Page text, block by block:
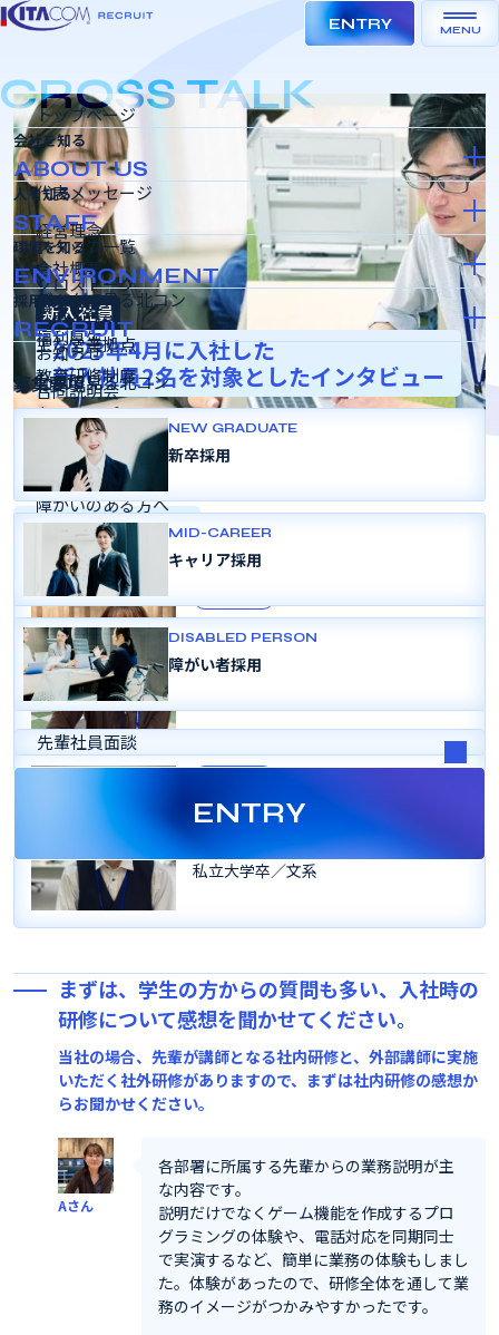
ENTRY MENU
トップページ
会社を知る
ABOUT US
代表メッセージ
経営理念
会社概要
事業概要
主な営業拠点
動画で見る北コン
人を知る
STAFF
スタッフ一覧
クロストーク
社員の日常
環境を知る
ENVIRONMENT
データで見る北コン
福利厚生
教育研修制度
キャリアパス
SDGSの取り組み
女性活躍推進
変革のあゆみ
採用情報
RECRUIT
お知らせ
合同説明会
インターンシップ＆キャリア
採用選考会
障がいのある方へ
よくある質問
採用パンフレット
募集要項
NEW GRADUATE
新卒採用
MID-CAREER
キャリア採用
DISABLED PERSON
障がい者採用
先輩社員面談
ENTRY
新入社員
2023年4月に入社した
新入社員2名を対象としたインタビュー
メンバー紹介
Aさん
2023年入社
営業
Bさん
2023年入社
私立大学卒／文系
まずは、学生の方からの質問も多い、入社時の
研修について感想を聞かせてください。
当社の場合、先輩が講師となる社内研修と、外部講師に実施
いただく社外研修がありますので、まずは社内研修の感想か
らお聞かせください。
Aさん
各部署に所属する先輩からの業務説明が主
な内容です。
説明だけでなくゲーム機能を作成するプロ
グラミングの体験や、電話対応を同期同士
で実演するなど、簡単に業務の体験もしまし
た。体験があったので、研修全体を通して業
務のイメージがつかみやすかったです。